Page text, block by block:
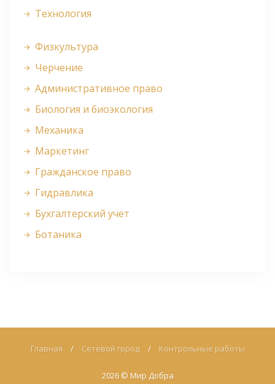
Технология
Физкультура
Черчение
Административное право
Биология и биоэкология
Механика
Маркетинг
Гражданское право
Гидравлика
Бухгалтерский учет
Ботаника
Главная / Сетевой город / Контрольные работы
2026 © Мир Добра